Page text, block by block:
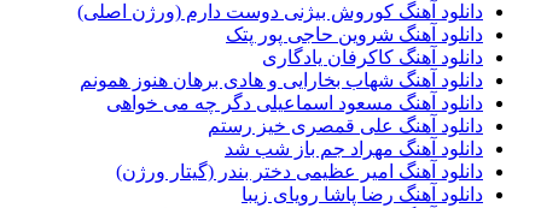
دانلود آهنگ کوروش بیژنی دوست دارم (ورژن اصلی)
دانلود آهنگ شروین حاجی پور پتک
دانلود آهنگ کاکرفان یادگاری
دانلود آهنگ شهاب بخارایی و هادی برهان هنوز همونم
دانلود آهنگ مسعود اسماعیلی دگر چه می خواهی
دانلود آهنگ علی قمصری خیز رستم
دانلود آهنگ مهراد جم باز شب شد
دانلود آهنگ امیر عظیمی دختر بندر (گیتار ورژن)
دانلود آهنگ رضا پاشا رویای زیبا